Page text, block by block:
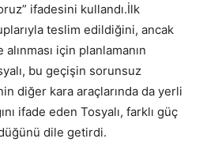
ifadesini kullandı.İlk
teslim edildiğini, ancak
için planlamanın
bu geçişin sorunsuz
diğer kara araçlarında da yerli
ifade eden Tosyalı, farklı güç
dile getirdi.